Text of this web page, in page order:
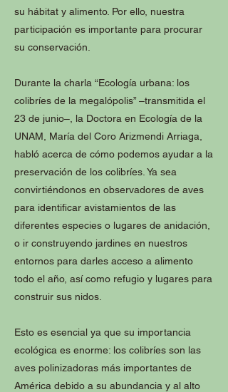
su hábitat y alimento. Por ello, nuestra
participación es importante para procurar
su conservación.
Durante la charla “Ecología urbana: los
colibríes de la megalópolis” –transmitida el
23 de junio–, la Doctora en Ecología de la
UNAM, María del Coro Arizmendi Arriaga,
habló acerca de cómo podemos ayudar a la
preservación de los colibríes. Ya sea
convirtiéndonos en observadores de aves
para identificar avistamientos de las
diferentes especies o lugares de anidación,
o ir construyendo jardines en nuestros
entornos para darles acceso a alimento
todo el año, así como refugio y lugares para
construir sus nidos.
Esto es esencial ya que su importancia
ecológica es enorme: los colibríes son las
aves polinizadoras más importantes de
América debido a su abundancia y al alto